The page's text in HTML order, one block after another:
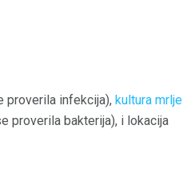
proverila infekcija), kultura mrlje
proverila bakterija), i lokacija